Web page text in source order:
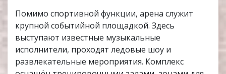
Помимо спортивной функции, арена служит
крупной событийной площадкой. Здесь
выступают известные музыкальные
исполнители, проходят ледовые шоу и
развлекательные мероприятия. Комплекс